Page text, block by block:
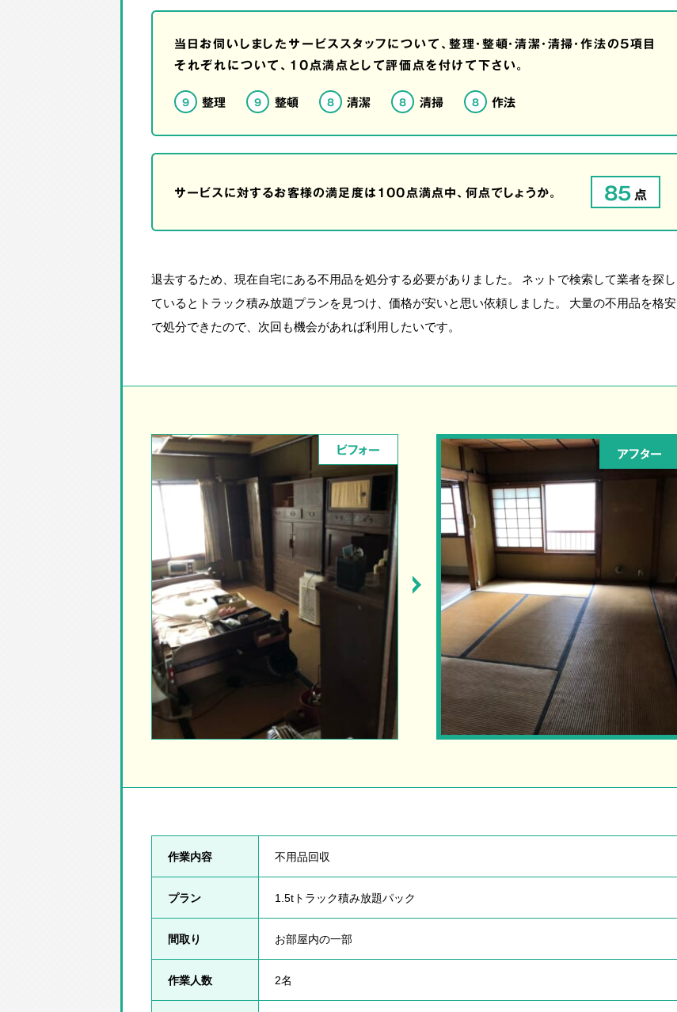
当日お伺いしましたサービススタッフについて、整理・整頓・清潔・清掃・作法の5項目
それぞれについて、10点満点として評価点を付けて下さい。
9 整理 9 整頓 8 清潔 8 清掃 8 作法
サービスに対するお客様の満足度は100点満点中、何点でしょうか。 85点
退去するため、現在自宅にある不用品を処分する必要がありました。 ネットで検索して業者を探し
ているとトラック積み放題プランを見つけ、価格が安いと思い依頼しました。 大量の不用品を格安
で処分できたので、次回も機会があれば利用したいです。
ビフォー アフター
作業内容 不用品回収
プラン 1.5tトラック積み放題パック
間取り お部屋内の一部
作業人数 2名